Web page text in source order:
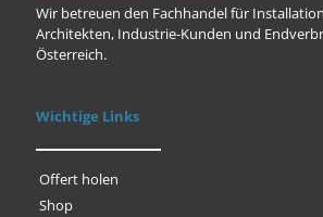
Wir betreuen den Fachhandel für
Architekten, Industrie-Kunden und
Österreich.
Wichtige Links
Offert holen
Shop